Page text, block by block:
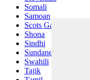
Somali
Samoan
Scots Gaelic
Shona
Sindhi
Sundanese
Swahili
Tajik